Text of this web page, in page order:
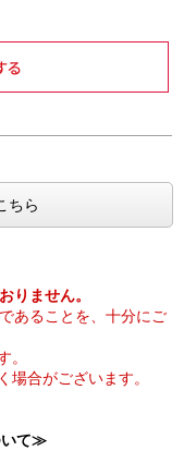
ちら
りません。
あることを、十分にご
。
合がございます。
いて≫